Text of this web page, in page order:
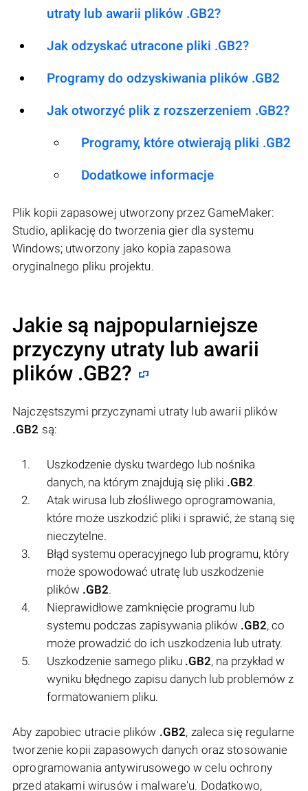
utraty lub awarii plików .GB2?
Jak odzyskać utracone pliki .GB2?
Programy do odzyskiwania plików .GB2
Jak otworzyć plik z rozszerzeniem .GB2?
Programy, które otwierają pliki .GB2
Dodatkowe informacje
Plik kopii zapasowej utworzony przez GameMaker:
Studio, aplikację do tworzenia gier dla systemu
Windows; utworzony jako kopia zapasowa
oryginalnego pliku projektu.
Jakie są najpopularniejsze
przyczyny utraty lub awarii
plików .GB2?
Najczęstszymi przyczynami utraty lub awarii plików
.GB2 są:
Uszkodzenie dysku twardego lub nośnika
danych, na którym znajdują się pliki .GB2.
Atak wirusa lub złośliwego oprogramowania,
które może uszkodzić pliki i sprawić, że staną się
nieczytelne.
Błąd systemu operacyjnego lub programu, który
może spowodować utratę lub uszkodzenie
plików .GB2.
Nieprawidłowe zamknięcie programu lub
systemu podczas zapisywania plików .GB2, co
może prowadzić do ich uszkodzenia lub utraty.
Uszkodzenie samego pliku .GB2, na przykład w
wyniku błędnego zapisu danych lub problemów z
formatowaniem pliku.
Aby zapobiec utracie plików .GB2, zaleca się regularne
tworzenie kopii zapasowych danych oraz stosowanie
oprogramowania antywirusowego w celu ochrony
przed atakami wirusów i malware'u. Dodatkowo,